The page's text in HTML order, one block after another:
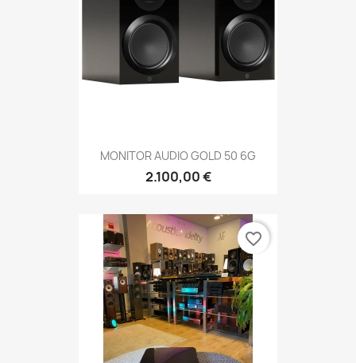
MONITOR AUDIO GOLD 50 6G
2.100,00 €
favorite_border